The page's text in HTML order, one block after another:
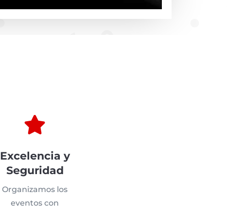

Excelencia y
Seguridad
Organizamos los
eventos con